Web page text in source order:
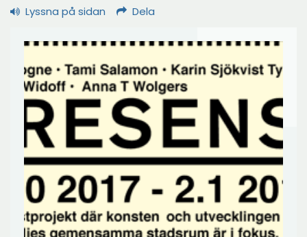
Lyssna på sidan Dela